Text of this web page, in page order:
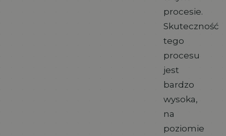
procesie.
Skuteczność
tego
procesu
jest
bardzo
wysoka,
na
poziomie